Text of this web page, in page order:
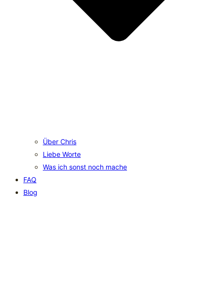
Über Chris
Liebe Worte
Was ich sonst noch mache
FAQ
Blog